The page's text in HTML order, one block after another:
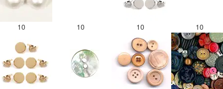
10 10 10 10